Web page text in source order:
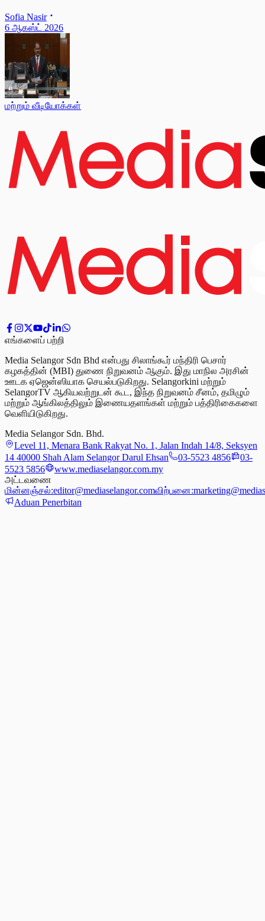
Sofia Nasir
6 ஆகஸ்ட் 2026
மற்றும் வீடியோக்கள்
எங்களைப் பற்றி
Media Selangor Sdn Bhd என்பது சிலாங்கூர் மந்திரி பெசார்
கழகத்தின் (MBI) துணை நிறுவனம் ஆகும். இது மாநில அரசின்
ஊடக ஏஜென்ஸியாக செயல்படுகிறது. Selangorkini மற்றும்
SelangorTV ஆகியவற்றுடன் கூட, இந்த நிறுவனம் சீனம், தமிழும்
மற்றும் ஆங்கிலத்திலும் இணையதளங்கள் மற்றும் பத்திரிகைகளை
வெளியிடுகிறது.
Media Selangor Sdn. Bhd.
Level 11, Menara Bank Rakyat No. 1, Jalan Indah 14/8, Seksyen
14 40000 Shah Alam Selangor Darul Ehsan
03-5523 4856
03-
5523 5856
www.mediaselangor.com.my
அட்டவணை
மின்னஞ்சல்:editor@mediaselangor.comவிற்பனை:
Aduan Penerbitan